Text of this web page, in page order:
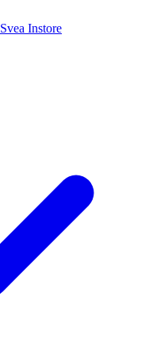
Svea Instore